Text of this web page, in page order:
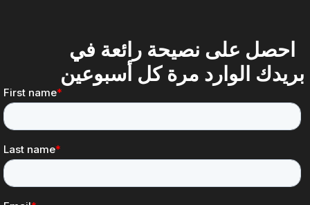
احصل على نصيحة رائعة في
بريدك الوارد مرة كل أسبوعين